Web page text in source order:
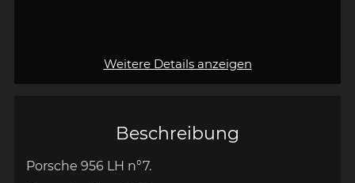
Beschreibung
Porsche 956 LH n°7.
Weitere Details anzeigen